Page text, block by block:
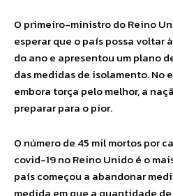
O primeiro-ministro do Reino
esperar que o país possa voltar
do ano e apresentou um plano
das medidas de isolamento. No
embora torça pelo melhor, a
preparar para o pior.
O número de 45 mil mortos por
covid-19 no Reino Unido é o
país começou a abandonar